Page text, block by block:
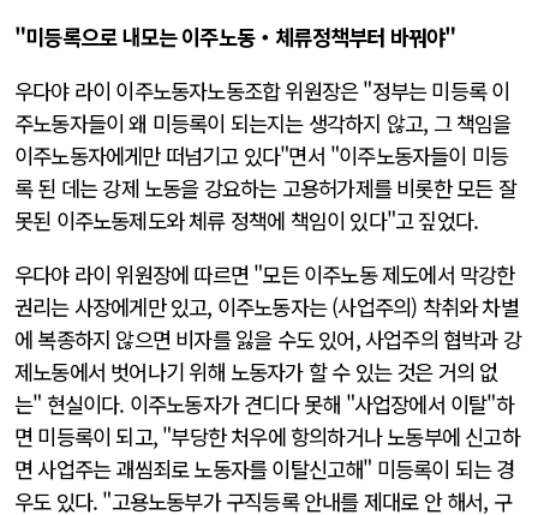
"미등록으로 내모는 이주노동・체류정책부터 바꿔야"
우다야 라이 이주노동자노동조합 위원장은 "정부는 미등록 이
주노동자들이 왜 미등록이 되는지는 생각하지 않고, 그 책임을
이주노동자에게만 떠넘기고 있다"면서 "이주노동자들이 미등
록 된 데는 강제 노동을 강요하는 고용허가제를 비롯한 모든 잘
못된 이주노동제도와 체류 정책에 책임이 있다"고 짚었다.
우다야 라이 위원장에 따르면 "모든 이주노동 제도에서 막강한
권리는 사장에게만 있고, 이주노동자는 (사업주의) 착취와 차별
에 복종하지 않으면 비자를 잃을 수도 있어, 사업주의 협박과 강
제노동에서 벗어나기 위해 노동자가 할 수 있는 것은 거의 없
는" 현실이다. 이주노동자가 견디다 못해 "사업장에서 이탈"하
면 미등록이 되고, "부당한 처우에 항의하거나 노동부에 신고하
면 사업주는 괘씸죄로 노동자를 이탈신고해" 미등록이 되는 경
우도 있다. "고용노동부가 구직등록 안내를 제대로 안 해서, 구